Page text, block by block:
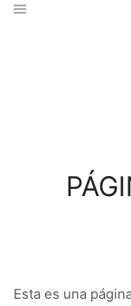
Esta es una